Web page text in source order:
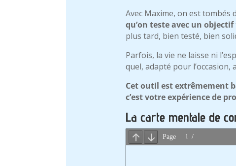
Avec Maxime, on est tombés
qu’on teste avec un
plus tard, bien testé, bien
Parfois, la vie ne laisse ni
quel, adapté pour l’occasion,
Cet outil est extrêmement
c’est votre expérience de
La carte mentale de